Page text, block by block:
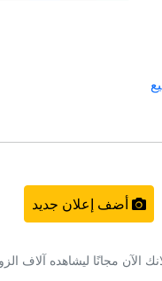
أضف إعلان جديد
الآن مجانًا ليشاهده آلاف